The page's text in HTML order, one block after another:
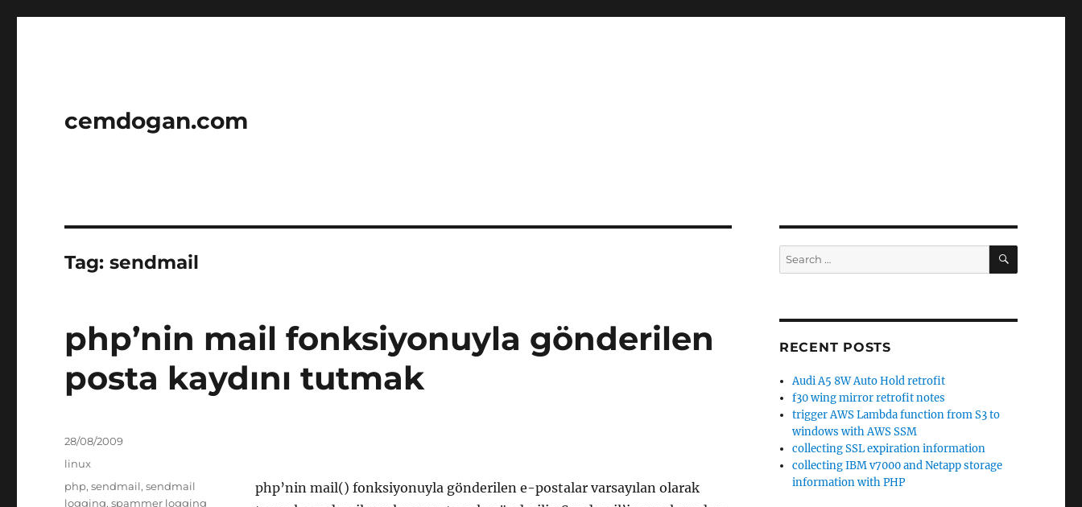
cemdogan.com
Tag:sendmail
php’nin mail fonksiyonuyla gönderilen
posta kaydını tutmak
php’nin mail() fonksiyonuyla gönderilen e-postalar varsayılan olarak
Posted
on
28/08/2009
Categories
linux
Tags
php,sendmail,sendmail
logging,spammer logging
Search
for:
SEARCH
RECENT POSTS
Audi A5 8W Auto Hold retrofit
f30 wing mirror retrofit notes
trigger AWS Lambda function from S3 to
windows with AWS SSM
collecting SSL expiration information
collecting IBM v7000 and Netapp storage
information with PHP